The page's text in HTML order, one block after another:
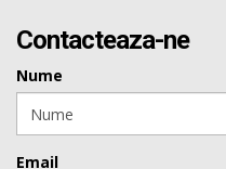
Contacteaza-ne
Nume
Email